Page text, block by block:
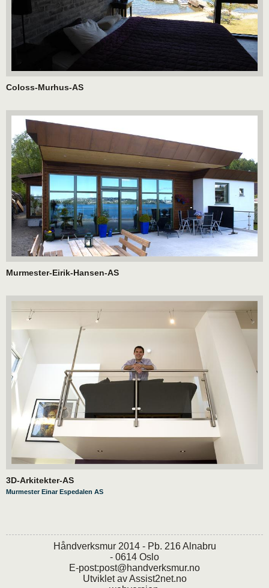
Coloss-Murhus-AS
Murmester-Eirik-Hansen-AS
3D-Arkitekter-AS
Murmester Einar Espedalen AS
Håndverksmur 2014 - Pb. 216 Alnabru
- 0614 Oslo
E-post:post@handverksmur.no
Utviklet avAssist2net.no